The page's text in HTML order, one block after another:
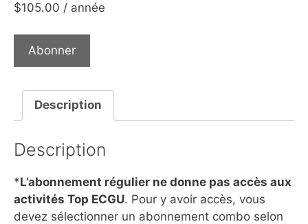
$105.00 / année
Abonner
Description
Description
*L’abonnement régulier ne donne pas accès aux
activités Top ECGU. Pour y avoir accès, vous
devez sélectionner un abonnement combo selon